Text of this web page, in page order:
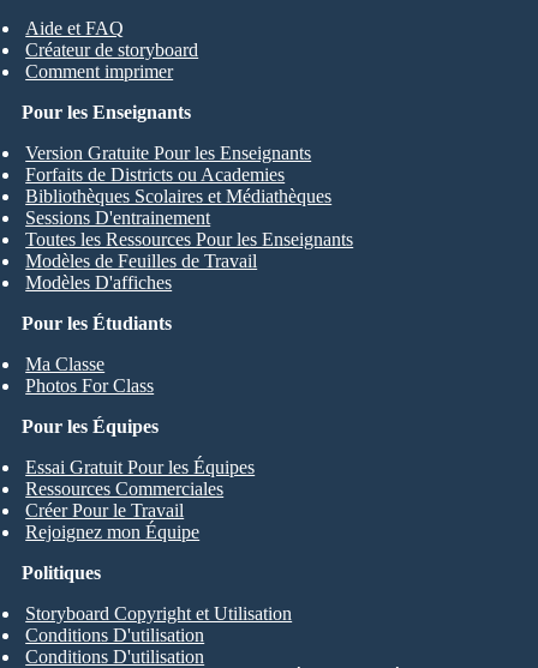
Aide et FAQ
Créateur de storyboard
Comment imprimer
Pour les Étudiants
Ma Classe
Photos For Class
Pour les Enseignants
Version Gratuite Pour les Enseignants
Forfaits de Districts ou Academies
Bibliothèques Scolaires et Médiathèques
Sessions D'entrainement
Toutes les Ressources Pour les Enseignants
Modèles de Feuilles de Travail
Modèles D'affiches
Pour les Équipes
Essai Gratuit Pour les Équipes
Ressources Commerciales
Créer Pour le Travail
Rejoignez mon Équipe
Politiques
Storyboard Copyright et Utilisation
Conditions D'utilisation
Conditions D'utilisation